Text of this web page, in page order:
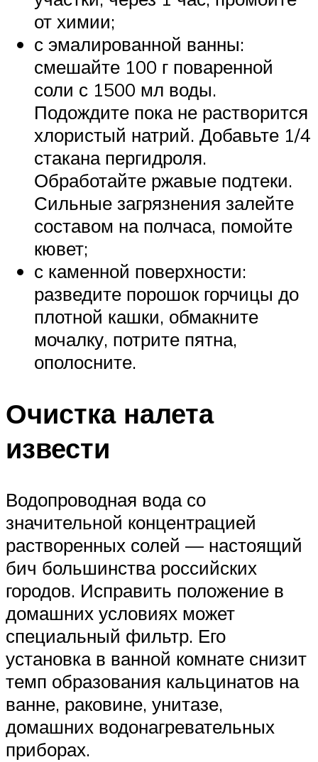
от химии;
с эмалированной ванны:
смешайте 100 г поваренной
соли с 1500 мл воды.
Подождите пока не растворится
хлористый натрий. Добавьте 1/4
стакана пергидроля.
Обработайте ржавые подтеки.
Сильные загрязнения залейте
составом на полчаса, помойте
кювет;
с каменной поверхности:
разведите порошок горчицы до
плотной кашки, обмакните
мочалку, потрите пятна,
ополосните.
Очистка налета
извести
Водопроводная вода со
значительной концентрацией
растворенных солей — настоящий
бич большинства российских
городов. Исправить положение в
домашних условиях может
специальный фильтр. Его
установка в ванной комнате снизит
темп образования кальцинатов на
ванне, раковине, унитазе,
домашних водонагревательных
приборах.